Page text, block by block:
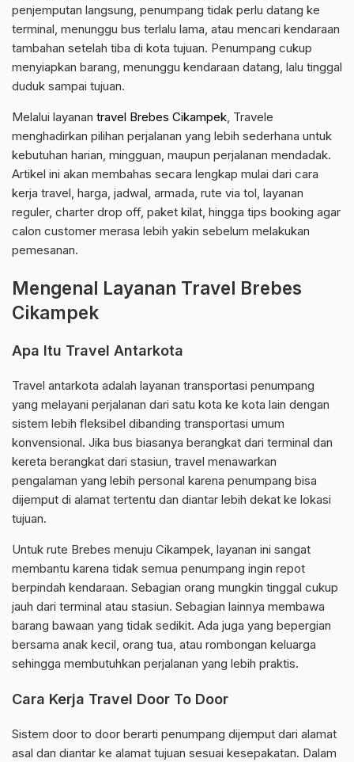
penjemputan langsung, penumpang tidak perlu datang ke
terminal, menunggu bus terlalu lama, atau mencari kendaraan
tambahan setelah tiba di kota tujuan. Penumpang cukup
menyiapkan barang, menunggu kendaraan datang, lalu tinggal
duduk sampai tujuan.
Melalui layanan travel Brebes Cikampek, Travele
menghadirkan pilihan perjalanan yang lebih sederhana untuk
kebutuhan harian, mingguan, maupun perjalanan mendadak.
Artikel ini akan membahas secara lengkap mulai dari cara
kerja travel, harga, jadwal, armada, rute via tol, layanan
reguler, charter drop off, paket kilat, hingga tips booking agar
calon customer merasa lebih yakin sebelum melakukan
pemesanan.
Mengenal Layanan Travel Brebes
Cikampek
Apa Itu Travel Antarkota
Travel antarkota adalah layanan transportasi penumpang
yang melayani perjalanan dari satu kota ke kota lain dengan
sistem lebih fleksibel dibanding transportasi umum
konvensional. Jika bus biasanya berangkat dari terminal dan
kereta berangkat dari stasiun, travel menawarkan
pengalaman yang lebih personal karena penumpang bisa
dijemput di alamat tertentu dan diantar lebih dekat ke lokasi
tujuan.
Untuk rute Brebes menuju Cikampek, layanan ini sangat
membantu karena tidak semua penumpang ingin repot
berpindah kendaraan. Sebagian orang mungkin tinggal cukup
jauh dari terminal atau stasiun. Sebagian lainnya membawa
barang bawaan yang tidak sedikit. Ada juga yang bepergian
bersama anak kecil, orang tua, atau rombongan keluarga
sehingga membutuhkan perjalanan yang lebih praktis.
Cara Kerja Travel Door To Door
Sistem door to door berarti penumpang dijemput dari alamat
asal dan diantar ke alamat tujuan sesuai kesepakatan. Dalam